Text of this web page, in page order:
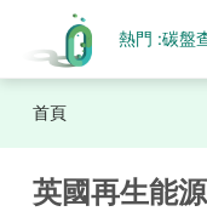
熱門 :碳盤
首頁
英國再生能